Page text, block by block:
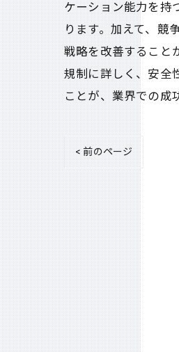
ケーション能力を持
ります。加えて、競
戦略を改善すること
規制に詳しく、安全
ことが、業界での成
< 前のページ